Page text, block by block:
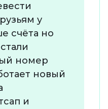
у
счёта но
номер
новый
и